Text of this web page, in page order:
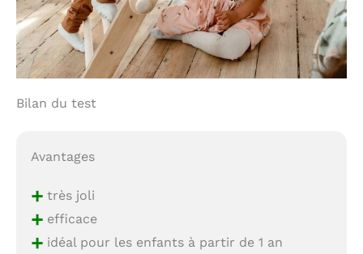
Bilan du test
Avantages
+très joli
+efficace
+idéal pour les enfants à partir de 1 an